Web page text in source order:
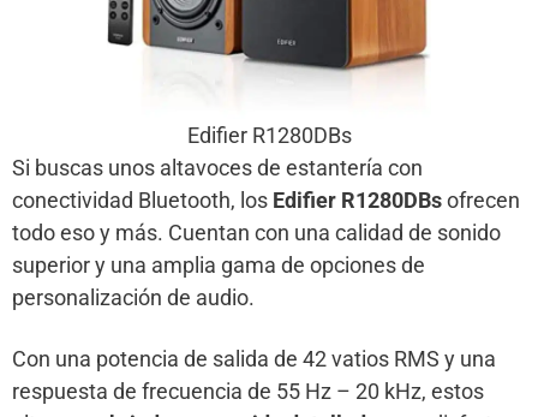
Edifier R1280DBs
Si buscas unos altavoces de estantería con
conectividad Bluetooth, los Edifier R1280DBsofrecen
todo eso y más. Cuentan con una calidad de sonido
superior y una amplia gama de opciones de
personalización de audio.
Con una potencia de salida de 42 vatios RMS y una
respuesta de frecuencia de 55 Hz – 20 kHz, estos